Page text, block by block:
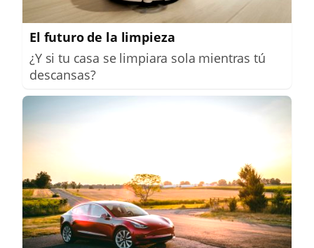
El futuro de la limpieza
¿Y si tu casa se limpiara sola mientras tú
descansas?